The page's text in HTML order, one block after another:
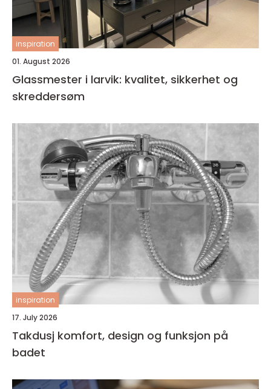
inspiration
01. August 2026
Glassmester i larvik: kvalitet, sikkerhet og
skreddersøm
inspiration
17. July 2026
Takdusj komfort, design og funksjon på
badet